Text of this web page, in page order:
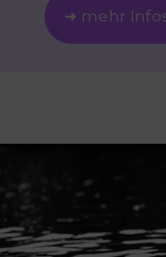
➜ mehr